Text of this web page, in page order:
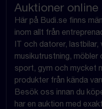
Auktioner
Här på Budi.se finns
inom allt från
IT och datorer, lastbilar,
musikutrustning, möbler
sport, gym och mycket
produkter från kända
Besök oss innan du
har en auktion med